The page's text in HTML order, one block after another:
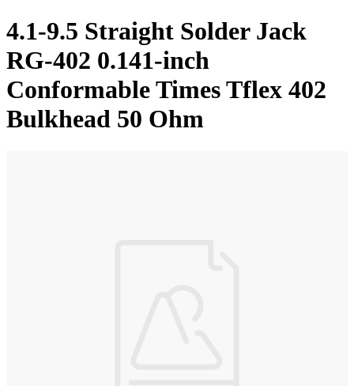
4.1-9.5 Straight Solder Jack
RG-402 0.141-inch
Conformable Times Tflex 402
Bulkhead 50 Ohm